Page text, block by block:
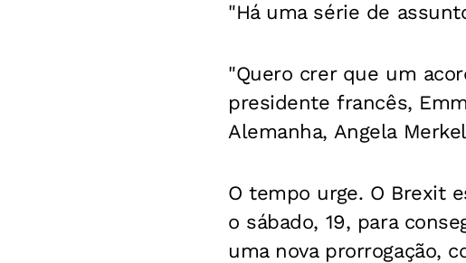
"Há uma série de
"Quero crer que um
presidente francês,
Alemanha, Angela
O tempo urge. O Brexit
o sábado, 19, para
uma nova prorrogação,